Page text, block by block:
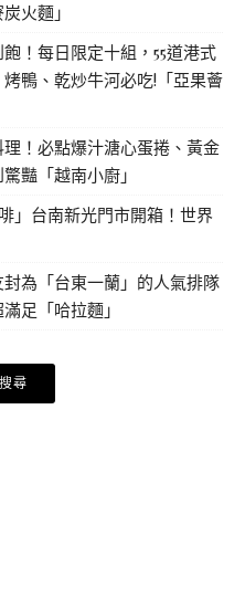
火麵」
！每日限定十組，55道港式
鴨、乾炒牛河必吃!「亞果薈
！必點爆汁溏心蛋捲、黃金
豔「越南小廚」
」台南新光門市開箱！世界
為「台東一蘭」的人氣排隊
足「哈拉麵」